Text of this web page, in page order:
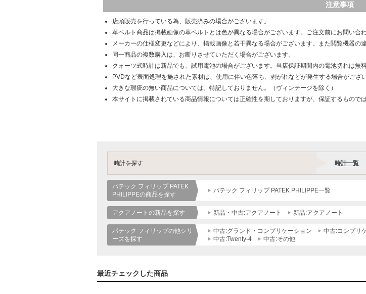
注意事項
店頭販売を行っている為、販売済みの場合がございます。
革ベルト商品は掲載画像の革ベルトとは色が異なる場合がございます。ご注文前にお問い合わ
メーカーの仕様変更などにより、掲載画像と若干異なる場合がございます。また閲覧機器の
同一商品の複数購入は、お断りさせていただく場合がございます。
クォーツ式時計は新品でも、試用電池の場合がございます。当店保証期間内の電池切れは無
PVDなど表面処理を施された素材は、使用に伴い色落ち、剥がれなどが発生する場合がござ
大きな瑕疵の無い商品については、特記しておりません。（ヴィンテージを除く）
本サイトに掲載されている商品情報については正確性を期しておりますが、保証するものでは
時計を探す 時計一覧
パテック フィリップ PATEK
PHILIPPEの商品を探す
パテック フィリップ PATEK PHILIPPE一覧
アクアノートの新品を探す 新品・中古:アクアノート 新品:アクアノート
パテック フィリップの他シリ
ーズを探す
中古:グランド・コンプリケーション 中古:コンプリ
中古:Twenty-4
中古:その他
最近チェックした商品